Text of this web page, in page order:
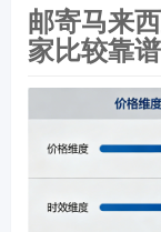
邮寄马来
家比较靠